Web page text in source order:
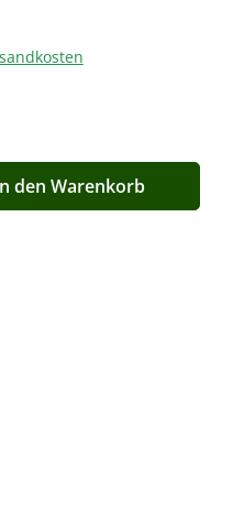
Wert ein oder
den Warenkorb